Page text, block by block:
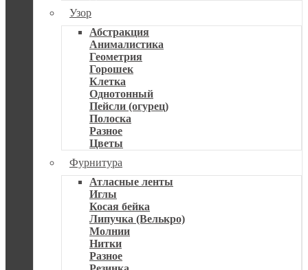
Узор
Абстракция
Анималистика
Геометрия
Горошек
Клетка
Однотонный
Пейсли (огурец)
Полоска
Разное
Цветы
Фурнитура
Атласные ленты
Иглы
Косая бейка
Липучка (Велькро)
Молнии
Нитки
Разное